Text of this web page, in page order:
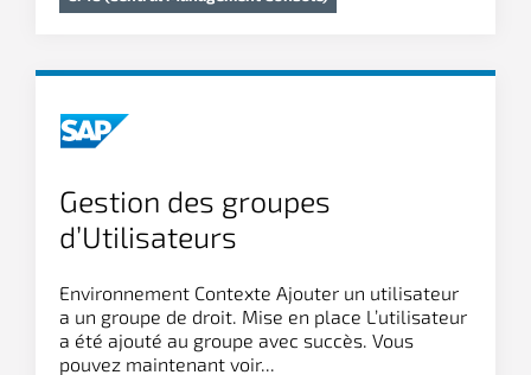
Gestion des groupes
d’Utilisateurs
Environnement Contexte Ajouter un utilisateur
a un groupe de droit. Mise en place L’utilisateur
a été ajouté au groupe avec succès. Vous
pouvez maintenant voir...